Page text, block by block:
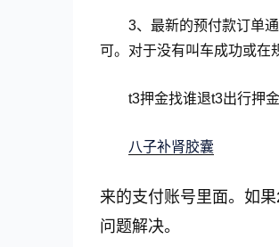
3、最新的预付款订单
可。对于没有叫车成功或在
t3押金找谁退t3出行押
八子补肾胶囊
来的支付账号里面。如
问题解决。